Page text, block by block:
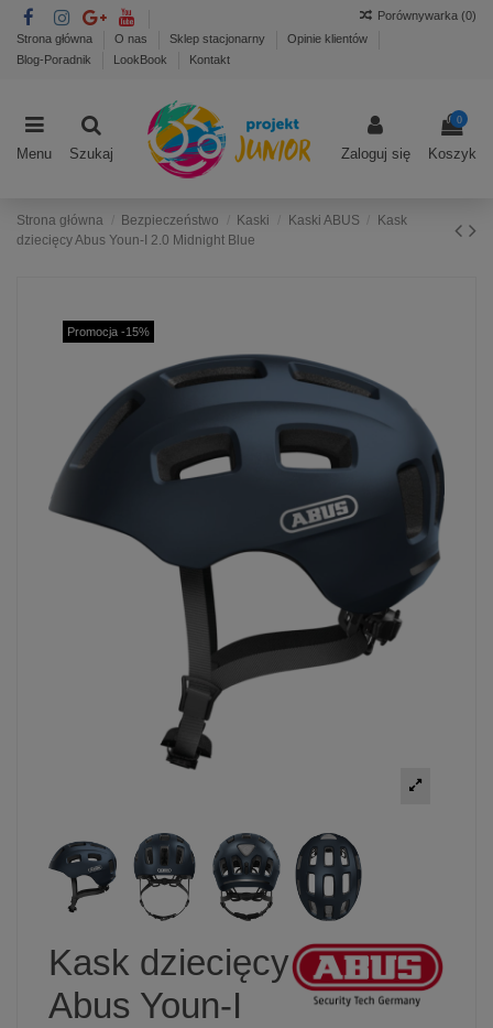
Strona główna O nas Sklep stacjonarny
Opinie klientów
Blog-Poradnik
LookBook Kontakt
Porównywarka (0)
Menu Szukaj Zaloguj się
0
Koszyk
Strona główna Bezpieczeństwo Kaski Kaski ABUS
Kask
dziecięcy Abus Youn-I 2.0 Midnight Blue
Promocja -15%
Kask dziecięcy
Abus Youn-I